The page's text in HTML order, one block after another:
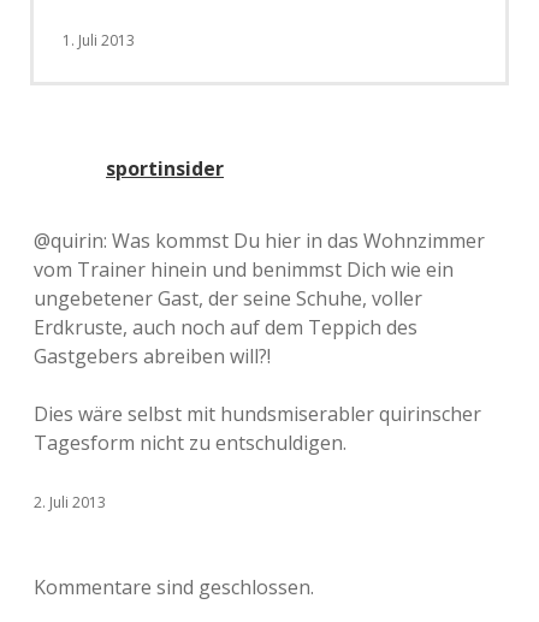
1. Juli 2013
sportinsider
@quirin: Was kommst Du hier in das Wohnzimmer
vom Trainer hinein und benimmst Dich wie ein
ungebetener Gast, der seine Schuhe, voller
Erdkruste, auch noch auf dem Teppich des
Gastgebers abreiben will?!
Dies wäre selbst mit hundsmiserabler quirinscher
Tagesform nicht zu entschuldigen.
2. Juli 2013
Kommentare sind geschlossen.